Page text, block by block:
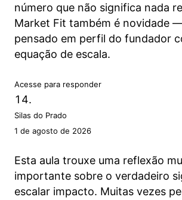
número que não significa nada
Market Fit também é novidade
pensado em perfil do fundador
equação de escala.
Acesse para responder
Silas do Prado
1 de agosto de 2026
Esta aula trouxe uma reflexão
importante sobre o verdadeiro
escalar impacto. Muitas vezes